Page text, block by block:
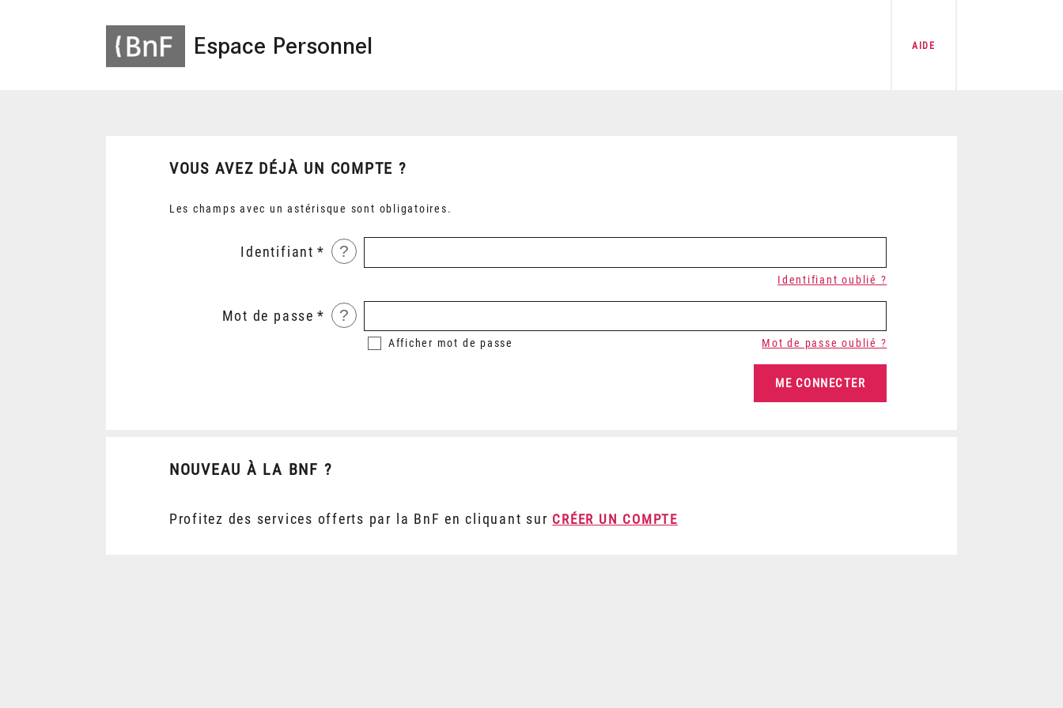
Espace Personnel AIDE
VOUS AVEZ DÉJÀ UN COMPTE ?
Les champs avec un astérisque sont obligatoires.
Identifiant ?
Identifiant oublié ?
Mot de passe ?
Afficher mot de passe Mot de passe oublié ?
NOUVEAU À LA BNF ?
Profitez des services offerts par la BnF en cliquant sur CRÉER UN COMPTE